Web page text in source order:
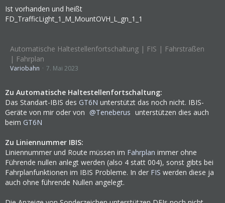
Ist vorhanden und heißt
FD_TrafficLight_1_M_MountOVH_L_gn_1_1
Automatische Haltestellenfortschaltung | FIS | Fahrstraßen
| Fahrplan
Variobahn 7. Mai 2023
Zu Automatische Haltestellenfortschaltung:
Das Standart-IBIS des GT6N unterstützt das noch nicht. IBIS-
Geräte von mir oder von
Teneberus unterstützen dies auch
beim GT6N
Zu Liniennummer IBIS:
Liniennummer und Route müssen im Fahrplan immer ohne
Führende nullen anlegt werden (also 4 statt 004), sonst gibts bei
Fahrplanfunktionen im IBIS Probleme. In der FIS werden diese ja
auch ohne führende Nullen angelegt.